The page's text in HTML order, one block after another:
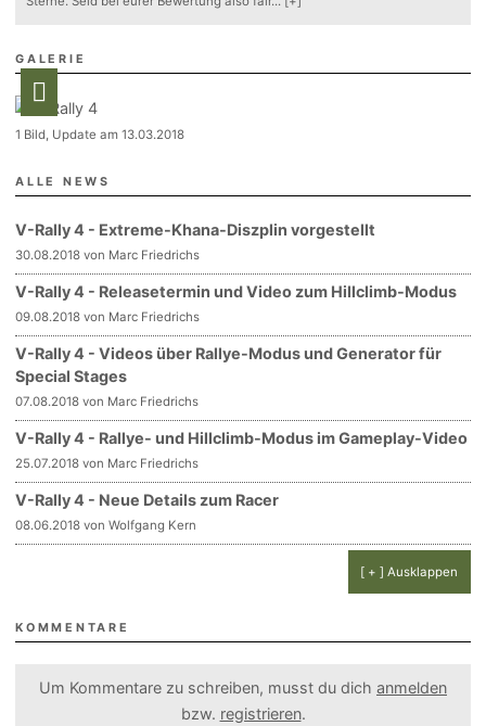
GALERIE
1 Bild, Update am 13.03.2018
ALLE NEWS
V-Rally 4 - Extreme-Khana-Diszplin vorgestellt
30.08.2018 von Marc Friedrichs
V-Rally 4 - Releasetermin und Video zum Hillclimb-Modus
09.08.2018 von Marc Friedrichs
V-Rally 4 - Videos über Rallye-Modus und Generator für
Special Stages
07.08.2018 von Marc Friedrichs
V-Rally 4 - Rallye- und Hillclimb-Modus im Gameplay-Video
25.07.2018 von Marc Friedrichs
V-Rally 4 - Neue Details zum Racer
08.06.2018 von Wolfgang Kern
[ + ] Ausklappen
KOMMENTARE
Um Kommentare zu schreiben, musst du dich anmelden
bzw. registrieren.